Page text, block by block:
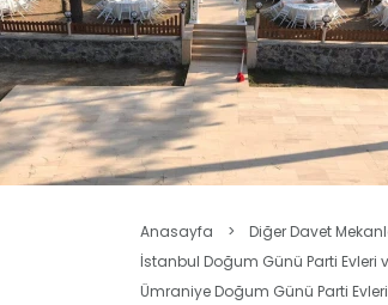
Anasayfa > Diğer Davet
İstanbul Doğum Günü Parti Evleri
Ümraniye Doğum Günü Parti